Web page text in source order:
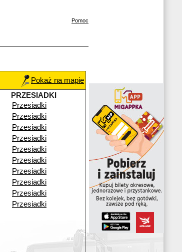
Pomoc
Pokaż na mapie
PRZESIADKI
Przesiadki
Przesiadki
Przesiadki
Przesiadki
Przesiadki
Przesiadki
Przesiadki
Przesiadki
Przesiadki
Przesiadki